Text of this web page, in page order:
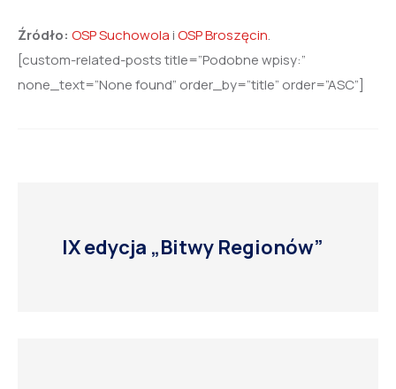
Źródło: OSP SuchowolaiOSP Broszęcin.
[custom-related-posts title=”Podobne wpisy:”
none_text=”None found” order_by=”title” order=”ASC”]
IX edycja „Bitwy Regionów”